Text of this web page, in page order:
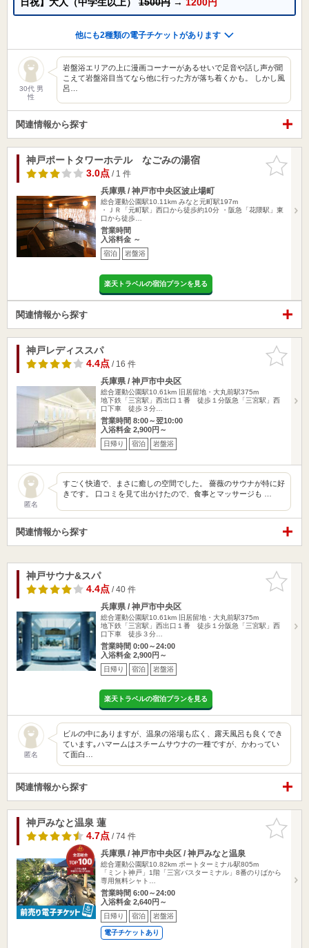
他にも2種類の電子チケットがあります
30代 男
性
岩盤浴エリアの上に漫画コーナーがあるせいで足音や話し声が聞
こえて岩盤浴目当てなら他に行った方が落ち着くかも。 しかし風
呂…
関連情報から探す
お気に入
りに追加
神戸ポートタワーホテル なごみの湯宿
3.0点/ 1 件
兵庫県 / 神戸市中央区波止場町
総合運動公園駅10.11km みなと元町駅197m
・ＪＲ「元町駅」西口から徒歩約10分 ・阪急「花隈駅」東
口から徒歩…
営業時間
入浴料金 ～
宿泊 岩盤浴
楽天トラベルの宿泊プランを見る
関連情報から探す
お気に入
りに追加
神戸レディススパ
4.4点/ 16 件
兵庫県 / 神戸市中央区
総合運動公園駅10.61km
旧居留地・大丸前駅375m
地下鉄「三宮駅」西出口１番 徒歩１分阪急「三宮駅」西
口下車 徒歩３分…
営業時間 8:00～翌10:00
入浴料金 2,900円～
日帰り 宿泊 岩盤浴
匿名
すごく快適で、まさに癒しの空間でした。 薔薇のサウナが特に好
きです。 口コミを見て出かけたので、食事とマッサージも …
関連情報から探す
お気に入
りに追加
神戸サウナ&スパ
4.4点/ 40 件
兵庫県 / 神戸市中央区
総合運動公園駅10.61km
旧居留地・大丸前駅375m
地下鉄「三宮駅」西出口１番 徒歩１分阪急「三宮駅」西
口下車 徒歩３分…
営業時間 0:00～24:00
入浴料金 2,900円～
日帰り 宿泊 岩盤浴
楽天トラベルの宿泊プランを見る
匿名
ビルの中にありますが、温泉の浴場も広く、露天風呂も良くでき
ています｡ハマームはスチームサウナの一種ですが、かわってい
て面白…
関連情報から探す
お気に入
りに追加
神戸みなと温泉 蓮
4.7点/ 74 件
兵庫県 / 神戸市中央区 / 神戸みなと温泉
総合運動公園駅10.82km ポートターミナル駅805m
「ミント神戸」1階「三宮バスターミナル」8番のりばから
専用無料シャト…
営業時間 6:00～24:00
入浴料金 2,640円～
日帰り 宿泊 岩盤浴
電子チケットあり